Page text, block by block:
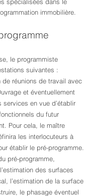
spécialisées dans le
immobilière.
le programmiste
suivantes :
de réunions de travail avec
et éventuellement
services en vue d’établir
du futur
Pour cela, le maître
les interlocuteurs à
établir le pré-programme.
pré-programme,
des surfaces
l’estimation de la surface
le phasage éventuel